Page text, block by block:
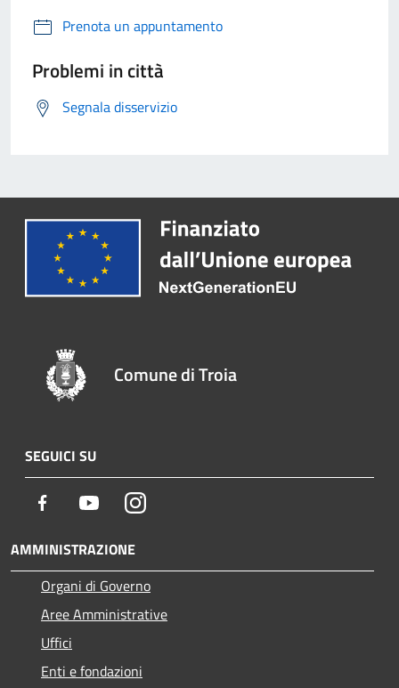
Prenota un appuntamento
Problemi in città
Segnala disservizio
Comune di Troia
SEGUICI SU
Facebook YoutubeInstagram
AMMINISTRAZIONE
Organi di Governo
Aree Amministrative
Uffici
Enti e fondazioni